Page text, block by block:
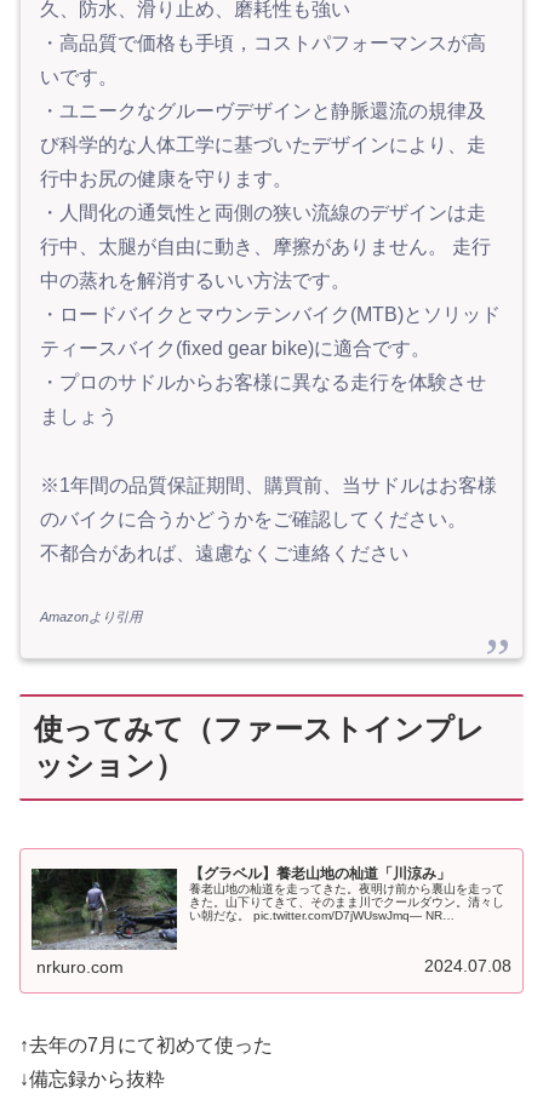
久、防水、滑り止め、磨耗性も強い
・高品質で価格も手頃，コストパフォーマンスが高
いです。
・ユニークなグルーヴデザインと静脈還流の規律及
び科学的な人体工学に基づいたデザインにより、走
行中お尻の健康を守ります。
・人間化の通気性と両側の狭い流線のデザインは走
行中、太腿が自由に動き、摩擦がありません。 走行
中の蒸れを解消するいい方法です。
・ロードバイクとマウンテンバイク(MTB)とソリッド
ティースバイク(fixed gear bike)に適合です。
・プロのサドルからお客様に異なる走行を体験させ
ましょう
※1年間の品質保証期間、購買前、当サドルはお客様
のバイクに合うかどうかをご確認してください。
不都合があれば、遠慮なくご連絡ください
Amazonより引用
使ってみて（ファーストインプレ
ッション）
【グラベル】養老山地の杣道「川涼み」
養老山地の杣道を走ってきた。夜明け前から裏山を走って
きた。山下りてきて、そのまま川でクールダウン。清々し
い朝だな。 pic.twitter.com/D7jWUswJmq— NR
nrkuro.com 2024.07.08
↑去年の7月にて初めて使った
↓備忘録から抜粋